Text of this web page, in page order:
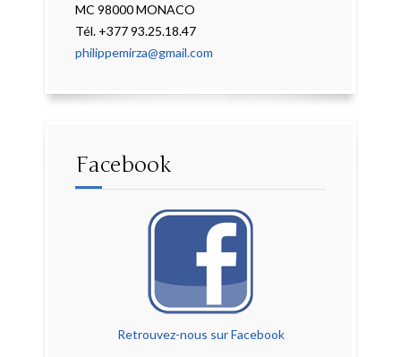
MC 98000 MONACO
Tél. +377 93.25.18.47
philippemirza@gmail.com
Facebook
Retrouvez-nous sur Facebook